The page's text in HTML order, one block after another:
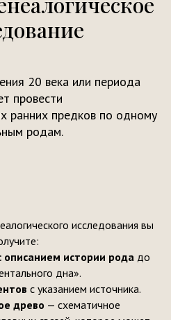
20 века или периода
провести
ранних предков по одному
родам.
исследования вы
описанием истории родадо
дна».
с указанием источника.
древо — схематичное